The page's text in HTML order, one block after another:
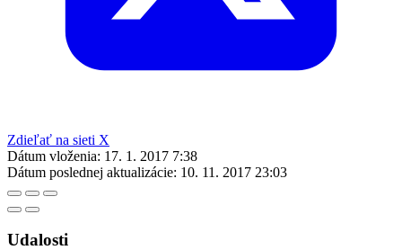
Zdieľať na sieti X
Dátum vloženia: 17. 1. 2017 7:38
Dátum poslednej aktualizácie: 10. 11. 2017 23:03
Udalosti